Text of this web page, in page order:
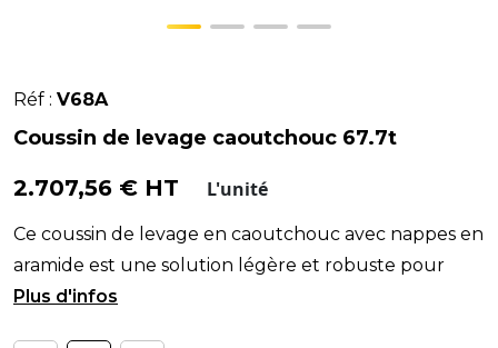
Réf : V68A
Coussin de levage caoutchouc 67.7t
2.707,56 € HT L'unité
Ce coussin de levage en caoutchouc avec nappes en
aramide est une solution légère et robuste pour
lever des véhicules par le châssis ou la roue, résis